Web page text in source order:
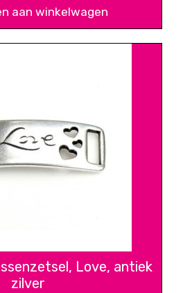
aan winkelwagen
Love, antiek
zilver